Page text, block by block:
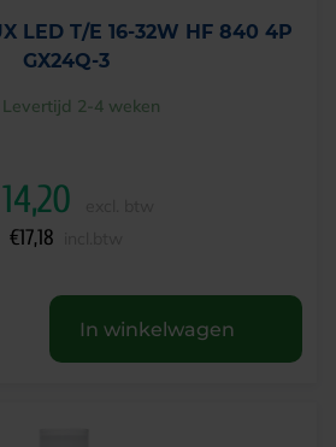
LED T/E 16-32W HF 840 4P
GX24Q-3
Levertijd 2-4 weken
14,20
€17,18
In winkelwagen